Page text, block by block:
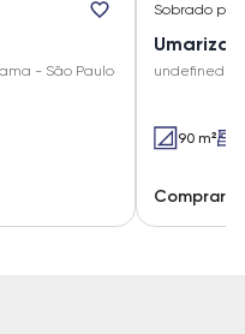
- São Paulo
Sobrado
Umarizal
undefined
90 m²
Comprar: